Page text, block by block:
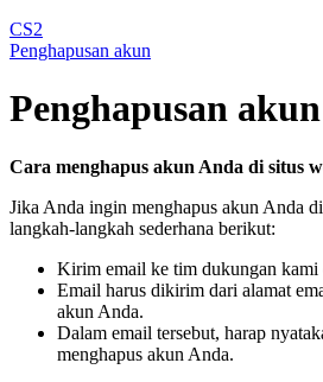
CS2
Penghapusan akun
Penghapusan akun
Cara menghapus akun Anda di situs
Jika Anda ingin menghapus akun Anda
langkah-langkah sederhana berikut:
Kirim email ke tim dukungan kami
Email harus dikirim dari alamat
akun Anda.
Dalam email tersebut, harap
menghapus akun Anda.